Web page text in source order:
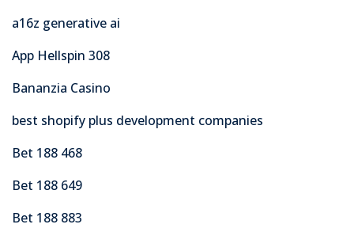
a16z generative ai
App Hellspin 308
Bananzia Casino
best shopify plus development companies
Bet 188 468
Bet 188 649
Bet 188 883